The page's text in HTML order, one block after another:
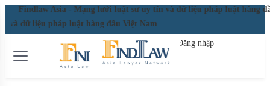
Findlaw Asia - Mạng lưới luật sư uy tín và dữ liệu pháp luật hàng
Findlaw Asia - Mạng lưới luật sư uy tín và dữ liệu pháp luật hàng
Đăng nhập